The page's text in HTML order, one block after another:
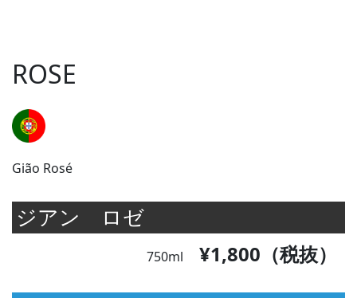
ROSE
Gião Rosé
ジアン ロゼ
750ml ¥1,800（税抜）